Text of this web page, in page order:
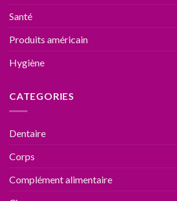
Santé
Produits américain
Hygiène
CATEGORIES
Dentaire
Corps
Complément alimentaire